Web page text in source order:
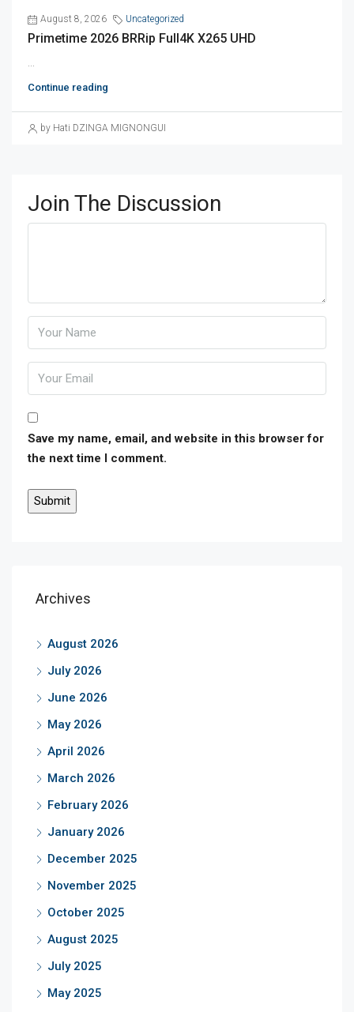
August 8, 2026 Uncategorized
Primetime 2026 BRRip Full4K X265 UHD
...
Continue reading
by Hati DZINGA MIGNONGUI
Join The Discussion
Save my name, email, and website in this browser for
the next time I comment.
Archives
August 2026
July 2026
June 2026
May 2026
April 2026
March 2026
February 2026
January 2026
December 2025
November 2025
October 2025
August 2025
July 2025
May 2025